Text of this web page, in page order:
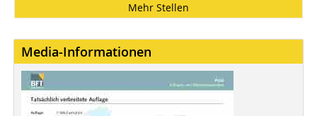
Mehr Stellen
Media-Informationen